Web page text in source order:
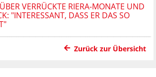
VERRÜCKTE RIERA-MONATE UND
"INTERESSANT, DASS ER DAS SO F
Zurück zur Übersicht